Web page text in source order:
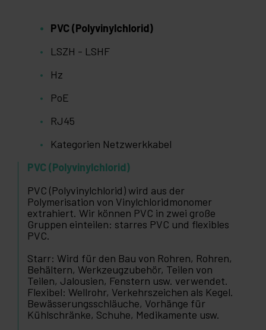
PVC (Polyvinylchlorid)
LSZH - LSHF
Hz
PoE
RJ45
Kategorien Netzwerkkabel
PVC (Polyvinylchlorid)
PVC (Polyvinylchlorid) wird aus der
Polymerisation von Vinylchloridmonomer
extrahiert. Wir können PVC in zwei große
Gruppen einteilen: starres PVC und flexibles
PVC.
Starr: Wird für den Bau von Rohren, Rohren,
Behältern, Werkzeugzubehör, Teilen von
Teilen, Jalousien, Fenstern usw. verwendet.
Flexibel: Wellrohr, Verkehrszeichen als Kegel.
Bewässerungsschläuche, Vorhänge für
Kühlschränke, Schuhe, Medikamente usw.